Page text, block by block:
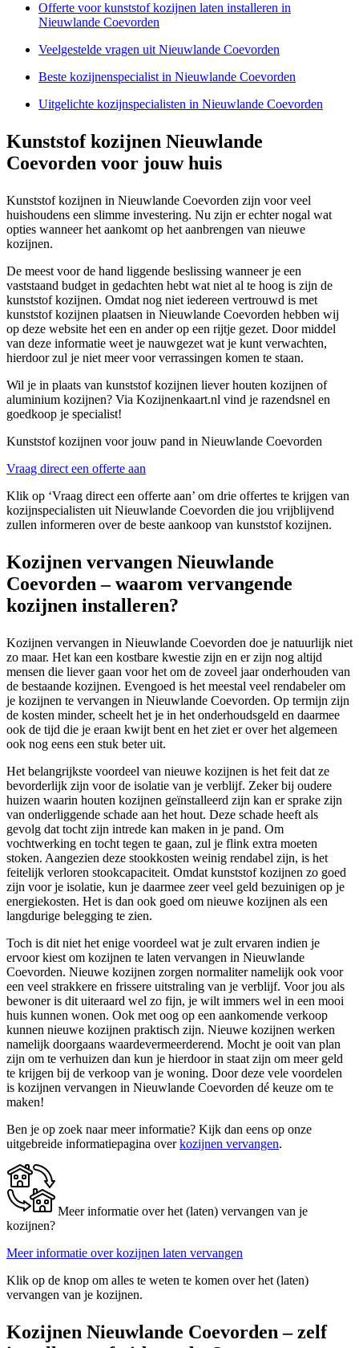
Offerte voor kunststof kozijnen laten installeren in
Nieuwlande Coevorden
Veelgestelde vragen uit Nieuwlande Coevorden
Beste kozijnenspecialist in Nieuwlande Coevorden
Uitgelichte kozijnspecialisten in Nieuwlande Coevorden
Kunststof kozijnen Nieuwlande
Coevorden voor jouw huis
Kunststof kozijnen in Nieuwlande Coevorden zijn voor veel
huishoudens een slimme investering. Nu zijn er echter nogal wat
opties wanneer het aankomt op het aanbrengen van nieuwe
kozijnen.
De meest voor de hand liggende beslissing wanneer je een
vaststaand budget in gedachten hebt wat niet al te hoog is zijn de
kunststof kozijnen. Omdat nog niet iedereen vertrouwd is met
kunststof kozijnen plaatsen in Nieuwlande Coevorden hebben wij
op deze website het een en ander op een rijtje gezet. Door middel
van deze informatie weet je nauwgezet wat je kunt verwachten,
hierdoor zul je niet meer voor verrassingen komen te staan.
Wil je in plaats van kunststof kozijnen liever houten kozijnen of
aluminium kozijnen? Via Kozijnenkaart.nl vind je razendsnel en
goedkoop je specialist!
Kunststof kozijnen voor jouw pand in Nieuwlande Coevorden
Vraag direct een offerte aan
Klik op ‘Vraag direct een offerte aan’ om drie offertes te krijgen van
kozijnspecialisten uit Nieuwlande Coevorden die jou vrijblijvend
zullen informeren over de beste aankoop van kunststof kozijnen.
Kozijnen vervangen Nieuwlande
Coevorden – waarom vervangende
kozijnen installeren?
Kozijnen vervangen in Nieuwlande Coevorden doe je natuurlijk niet
zo maar. Het kan een kostbare kwestie zijn en er zijn nog altijd
mensen die liever gaan voor het om de zoveel jaar onderhouden van
de bestaande kozijnen. Evengoed is het meestal veel rendabeler om
je kozijnen te vervangen in Nieuwlande Coevorden. Op termijn zijn
de kosten minder, scheelt het je in het onderhoudsgeld en daarmee
ook de tijd die je eraan kwijt bent en het ziet er over het algemeen
ook nog eens een stuk beter uit.
Het belangrijkste voordeel van nieuwe kozijnen is het feit dat ze
bevorderlijk zijn voor de isolatie van je verblijf. Zeker bij oudere
huizen waarin houten kozijnen geïnstalleerd zijn kan er sprake zijn
van onderliggende schade aan het hout. Deze schade heeft als
gevolg dat tocht zijn intrede kan maken in je pand. Om
vochtwerking en tocht tegen te gaan, zul je flink extra moeten
stoken. Aangezien deze stookkosten weinig rendabel zijn, is het
feitelijk verloren stookcapaciteit. Omdat kunststof kozijnen zo goed
zijn voor je isolatie, kun je daarmee zeer veel geld bezuinigen op je
energiekosten. Het is dan ook goed om nieuwe kozijnen als een
langdurige belegging te zien.
Toch is dit niet het enige voordeel wat je zult ervaren indien je
ervoor kiest om kozijnen te laten vervangen in Nieuwlande
Coevorden. Nieuwe kozijnen zorgen normaliter namelijk ook voor
een veel strakkere en frissere uitstraling van je verblijf. Voor jou als
bewoner is dit uiteraard wel zo fijn, je wilt immers wel in een mooi
huis kunnen wonen. Ook met oog op een aankomende verkoop
kunnen nieuwe kozijnen praktisch zijn. Nieuwe kozijnen werken
namelijk doorgaans waardevermeerderend. Mocht je ooit van plan
zijn om te verhuizen dan kun je hierdoor in staat zijn om meer geld
te krijgen bij de verkoop van je woning. Door deze vele voordelen
is kozijnen vervangen in Nieuwlande Coevorden dé keuze om te
maken!
Ben je op zoek naar meer informatie? Kijk dan eens op onze
uitgebreide informatiepagina overkozijnen vervangen.
Meer informatie over het (laten) vervangen van je
kozijnen?
Meer informatie over kozijnen laten vervangen
Klik op de knop om alles te weten te komen over het (laten)
vervangen van je kozijnen.
Kozijnen Nieuwlande Coevorden – zelf